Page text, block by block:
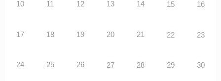
10 11 12 13 14 15 16
17 18 19 20 21 22 23
24 25 26 27 28 29 30